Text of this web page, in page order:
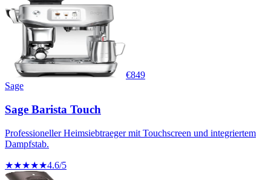
€849
Sage
Sage Barista Touch
Professioneller Heimsiebtraeger mit Touchscreen und integriertem
Dampfstab.
★★★★★4.6/5